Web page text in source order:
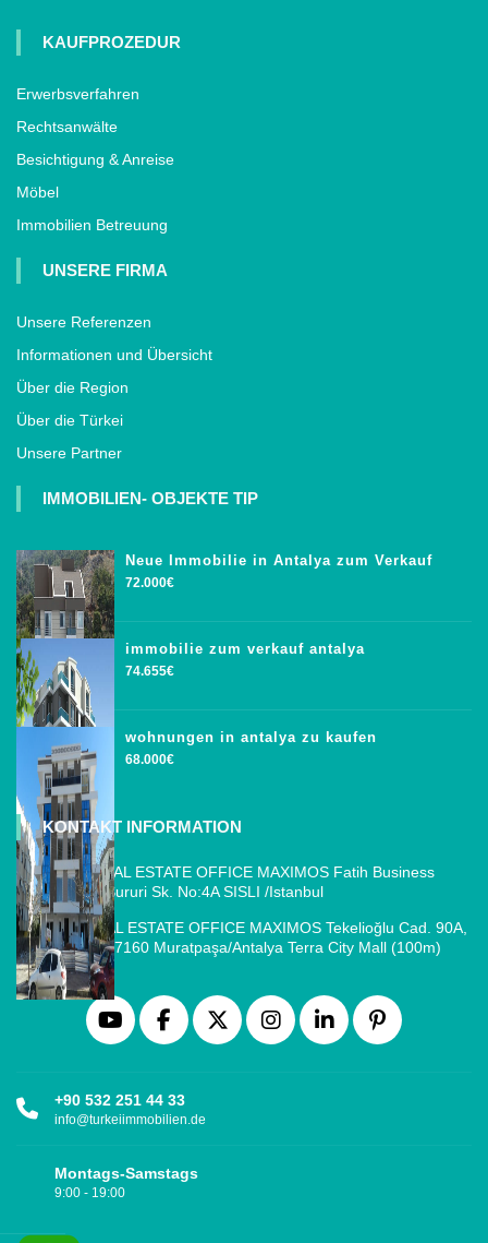
KAUFPROZEDUR
Erwerbsverfahren
Rechtsanwälte
Besichtigung & Anreise
Möbel
Immobilien Betreuung
UNSERE FIRMA
Unsere Referenzen
Informationen und Übersicht
Über die Region
Über die Türkei
Unsere Partner
IMMOBILIEN- OBJEKTE TIP
Neue Immobilie in Antalya zum Verkauf
72.000€
immobilie zum verkauf antalya
74.655€
wohnungen in antalya zu kaufen
68.000€
KONTAKT INFORMATION
ISTANBUL REAL ESTATE OFFICE MAXIMOS Fatih Business
Park, Cemal Sururi Sk. No:4A SISLI /Istanbul
ANTALYA REAL ESTATE OFFICE MAXIMOS Tekelioğlu Cad. 90A,
Fener Mah., 07160 Muratpaşa/Antalya Terra City Mall (100m)
+90 532 251 44 33
info@turkeiimmobilien.de
Montags-Samstags
9:00 - 19:00